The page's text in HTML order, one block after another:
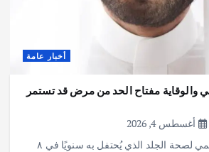
أخبار عامة
والوقاية مفتاح الحد من مرض قد تستمر
أغسطس 4, 2026
بالتزامن مع اليوم العالمي لصحة الجلد الذي يُحتفل به سنويًا في ٨